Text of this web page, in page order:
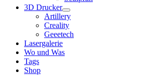
3D Drucker
Artillery
Creality
Geeetech
Lasergalerie
Wo und Was
Tags
Shop